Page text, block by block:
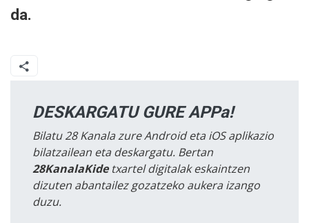
da.
DESKARGATU GURE APPa!
Bilatu 28 Kanala zure Android eta iOS aplikazio
bilatzailean eta deskargatu. Bertan
28KanalaKidetxartel digitalak eskaintzen
dizuten abantailez gozatzeko aukera izango
duzu.